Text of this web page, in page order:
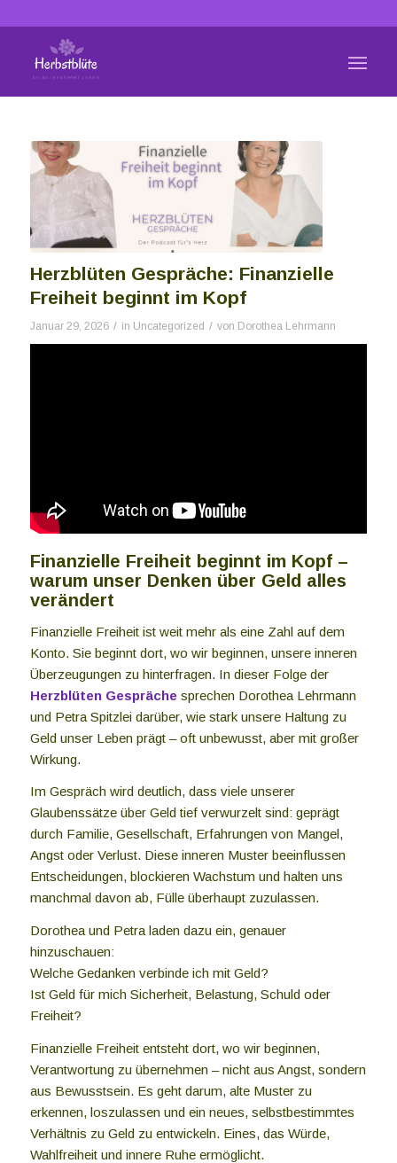
Herzblüten Gespräche: Finanzielle
Freiheit beginnt im Kopf
Januar 29, 2026 / in Uncategorized / von Dorothea Lehrmann
Finanzielle Freiheit beginnt im Kopf –
warum unser Denken über Geld alles
verändert
Finanzielle Freiheit ist weit mehr als eine Zahl auf dem
Konto. Sie beginnt dort, wo wir beginnen, unsere inneren
Überzeugungen zu hinterfragen. In dieser Folge der
Herzblüten Gespräche sprechen Dorothea Lehrmann
und Petra Spitzlei darüber, wie stark unsere Haltung zu
Geld unser Leben prägt – oft unbewusst, aber mit großer
Wirkung.
Im Gespräch wird deutlich, dass viele unserer
Glaubenssätze über Geld tief verwurzelt sind: geprägt
durch Familie, Gesellschaft, Erfahrungen von Mangel,
Angst oder Verlust. Diese inneren Muster beeinflussen
Entscheidungen, blockieren Wachstum und halten uns
manchmal davon ab, Fülle überhaupt zuzulassen.
Dorothea und Petra laden dazu ein, genauer
hinzuschauen:
Welche Gedanken verbinde ich mit Geld?
Ist Geld für mich Sicherheit, Belastung, Schuld oder
Freiheit?
Finanzielle Freiheit entsteht dort, wo wir beginnen,
Verantwortung zu übernehmen – nicht aus Angst, sondern
aus Bewusstsein. Es geht darum, alte Muster zu
erkennen, loszulassen und ein neues, selbstbestimmtes
Verhältnis zu Geld zu entwickeln. Eines, das Würde,
Wahlfreiheit und innere Ruhe ermöglicht.